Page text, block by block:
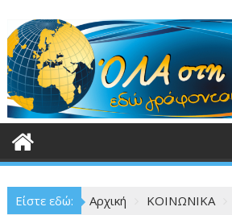
στο
περιεχόμενο
Είστε εδώ: Αρχική
ΚΟΙΝΩΝΙΚΑ